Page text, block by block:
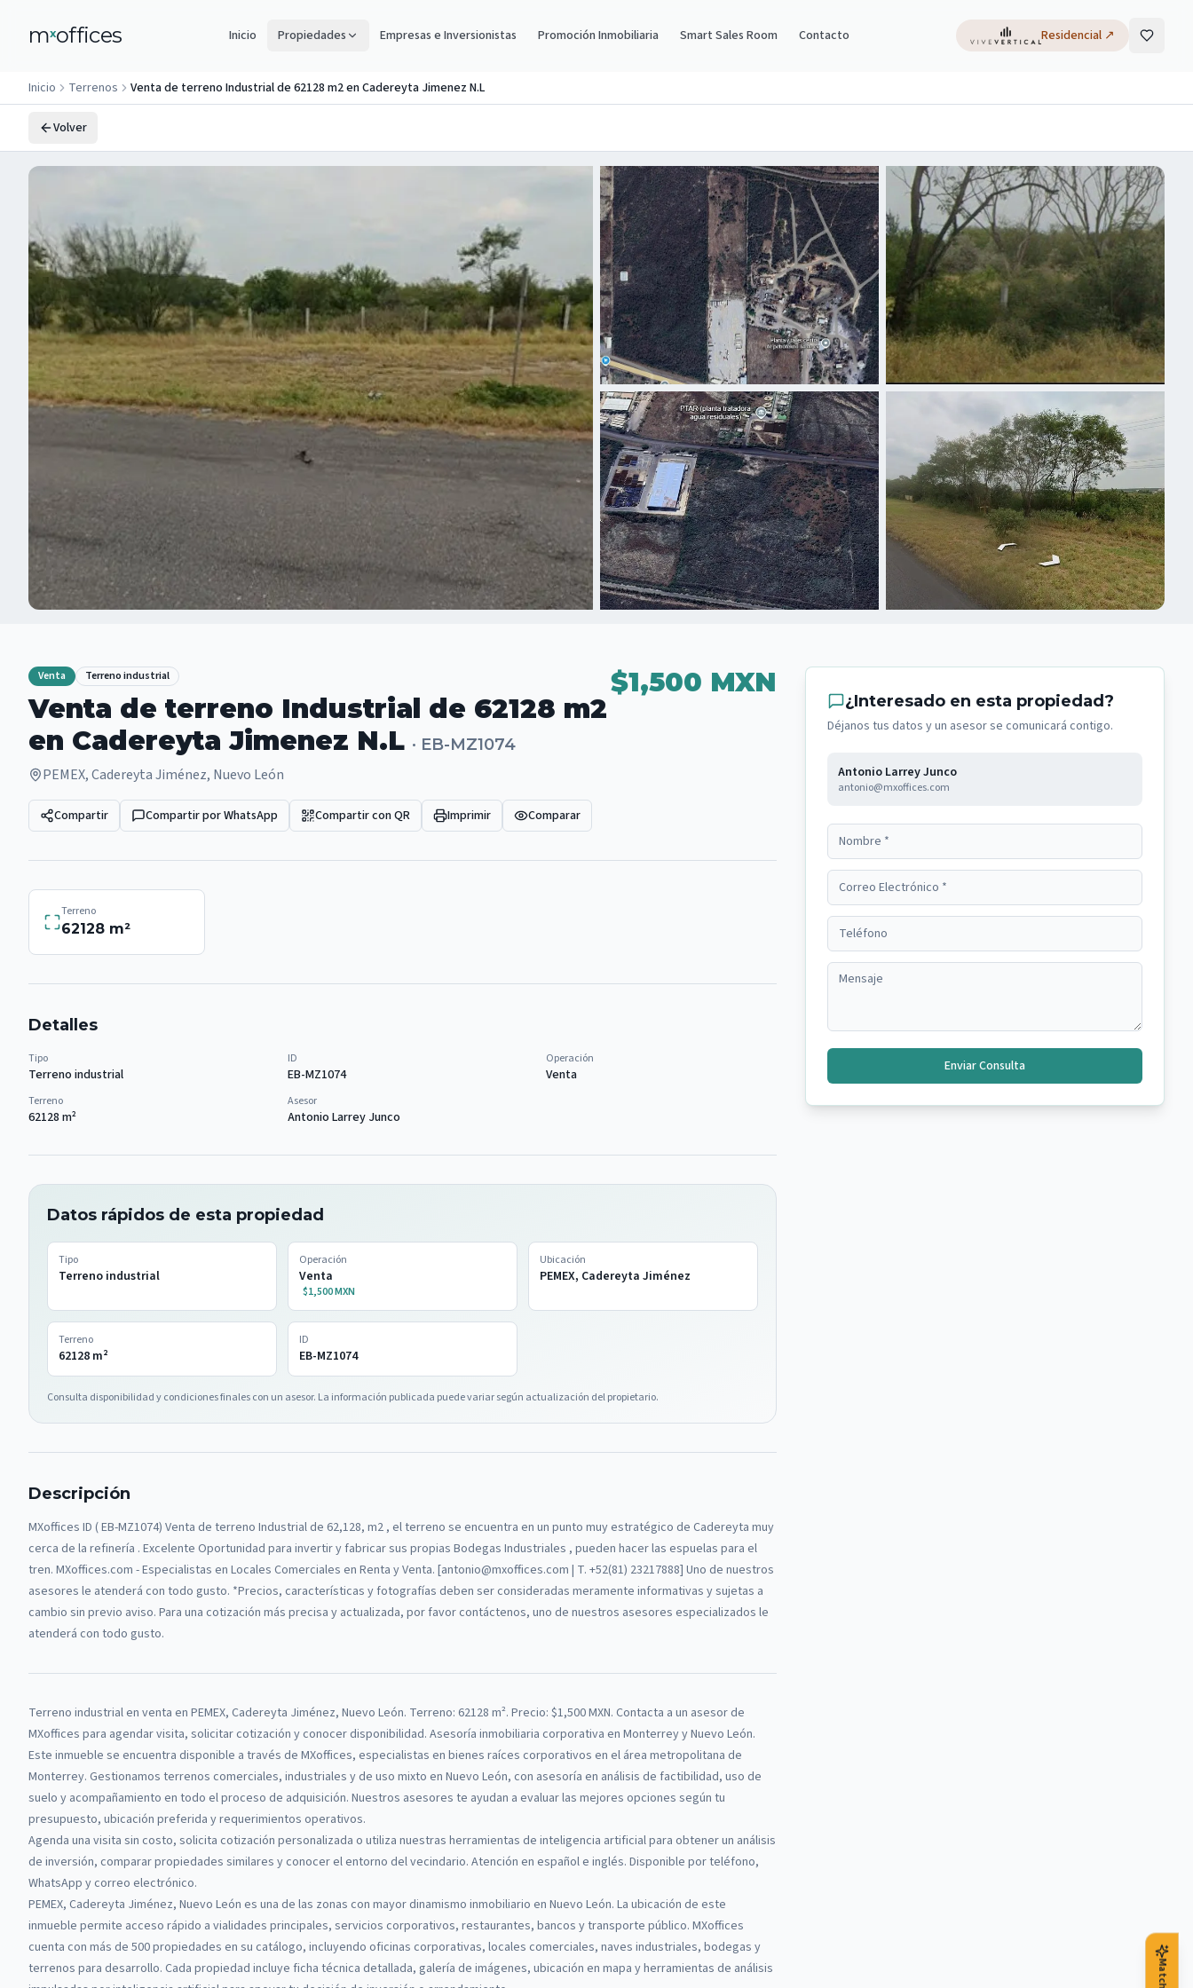
mxoffices Inicio Propiedades Empresas e Inversionistas Promoción Inmobiliaria Smart Sales Room Contacto Residencial ↗
Inicio Terrenos Venta de terreno Industrial de 62128 m2 en Cadereyta Jimenez N.L
Volver
Venta Terreno industrial
Venta de terreno Industrial de 62128 m2
en Cadereyta Jimenez N.L · EB-MZ1074
PEMEX, Cadereyta Jiménez, Nuevo León
$1,500 MXN
Compartir Compartir por WhatsApp Compartir con QR Imprimir Comparar
Terreno
62128 m²
Detalles
Tipo
Terreno industrial
ID
EB-MZ1074
Operación
Venta
Terreno
62128 m²
Asesor
Antonio Larrey Junco
Datos rápidos de esta propiedad
Tipo
Terreno industrial
Operación
Venta
$1,500 MXN
Ubicación
PEMEX, Cadereyta Jiménez
Terreno
62128 m²
ID
EB-MZ1074
Consulta disponibilidad y condiciones finales con un asesor. La información publicada puede variar según actualización del propietario.
Descripción
MXoffices ID ( EB-MZ1074) Venta de terreno Industrial de 62,128, m2 , el terreno se encuentra en un punto muy estratégico de Cadereyta muy
cerca de la refinería . Excelente Oportunidad para invertir y fabricar sus propias Bodegas Industriales , pueden hacer las espuelas para el
tren. MXoffices.com - Especialistas en Locales Comerciales en Renta y Venta. [antonio@mxoffices.com | T. +52(81) 23217888] Uno de nuestros
asesores le atenderá con todo gusto. *Precios, características y fotografías deben ser consideradas meramente informativas y sujetas a
cambio sin previo aviso. Para una cotización más precisa y actualizada, por favor contáctenos, uno de nuestros asesores especializados le
atenderá con todo gusto.
Terreno industrialen venta en PEMEX, Cadereyta Jiménez, Nuevo León. Terreno: 62128 m². Precio: $1,500 MXN. Contacta a un asesor de
MXoffices para agendar visita, solicitar cotización y conocer disponibilidad. Asesoría inmobiliaria corporativa en Monterrey y Nuevo León.
Este inmueble se encuentra disponible a través de MXoffices, especialistas en bienes raíces corporativos en el área metropolitana de
Monterrey. Gestionamos terrenos comerciales, industriales y de uso mixto en Nuevo León, con asesoría en análisis de factibilidad, uso de
suelo y acompañamiento en todo el proceso de adquisición. Nuestros asesores te ayudan a evaluar las mejores opciones según tu
presupuesto, ubicación preferida y requerimientos operativos.
Agenda una visita sin costo, solicita cotización personalizada o utiliza nuestras herramientas de inteligencia artificial para obtener un análisis
de inversión, comparar propiedades similares y conocer el entorno del vecindario. Atención en español e inglés. Disponible por teléfono,
WhatsApp y correo electrónico.
PEMEX, Cadereyta Jiménez, Nuevo León es una de las zonas con mayor dinamismo inmobiliario en Nuevo León. La ubicación de este
inmueble permite acceso rápido a vialidades principales, servicios corporativos, restaurantes, bancos y transporte público. MXoffices
cuenta con más de 500 propiedades en su catálogo, incluyendo oficinas corporativas, locales comerciales, naves industriales, bodegas y
terrenos para desarrollo. Cada propiedad incluye ficha técnica detallada, galería de imágenes, ubicación en mapa y herramientas de análisis
¿Interesado en esta propiedad?
Déjanos tus datos y un asesor se comunicará contigo.
Antonio Larrey Junco
antonio@mxoffices.com
Enviar Consulta